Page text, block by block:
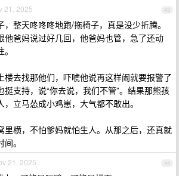
43
21, 2025
整天咚咚咚地跑/拖椅子，真是没少折腾。
他爸妈说过好几回，他爸妈也管，急了还动
楼去找那他们，吓唬他说再这样闹就要报警了
挺支持，说“你去说，我们不管”。结果那熊孩
立马怂成小鸡崽，大气都不敢出。
里横，不怕爹妈就怕生人。从那之后，还真就
。
44
21, 2025